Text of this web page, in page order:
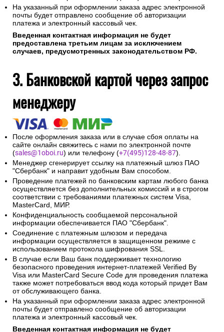
На указанный при оформлении заказа адрес электронной
почты будет отправлено сообщение об авторизации
платежа и электронный кассовый чек.
Введенная контактная информация не будет
предоставлена третьим лицам за исключением
случаев, предусмотренных законодательством РФ.
3. Банковской картой через запрос
менеджеру
После оформления заказа или в случае сбоя оплаты на
сайте онлайн свяжитесь с нами по электронной почте
(sales@1oboi.ru) или телефону (+7(495)128-48-87).
Менеджер сгенерирует ссылку на платежный шлюз ПАО
"Сбербанк" и направит удобным Вам способом.
Проведение платежей по банковским картам любого банка
осуществляется без дополнительных комиссий и в строгом
соответствии с требованиями платежных систем Visa,
MasterCard, МИР.
Конфиденциальность сообщаемой персональной
информации обеспечивается ПАО "Сбербанк".
Соединение с платежным шлюзом и передача
информации осуществляется в защищенном режиме с
использованием протокола шифрования SSL.
В случае если Ваш банк поддерживает технологию
безопасного проведения интернет-платежей Verified By
Visa или MasterCard Secure Code для проведения платежа
также может потребоваться ввод кода который придет Вам
от обслуживающего банка.
На указанный при оформлении заказа адрес электронной
почты будет отправлено сообщение об авторизации
платежа и электронный кассовый чек.
Введенная контактная информация не будет